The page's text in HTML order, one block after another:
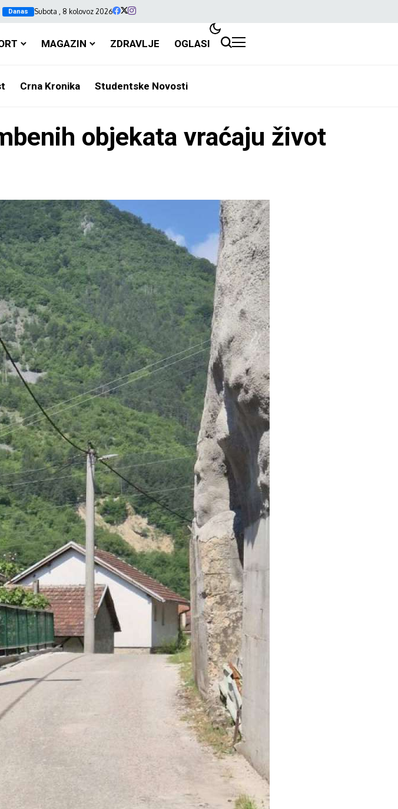
Danas Subota , 8 kolovoz 2026
MAGAZIN ZDRAVLJE OGLASI
Crna Kronika Studentske Novosti
objekata vraćaju život